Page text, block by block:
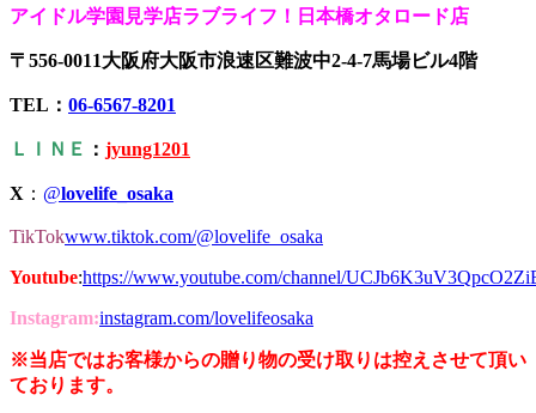
アイドル学園見学店ラブライフ！日本橋オタロード店
〒556-0011大阪府大阪市浪速区難波中2-4-7馬場ビル4階
TEL： 06-6567-8201
ＬＩＮＥ ： jyung1201
X ： @lovelife_osaka
TikTokwww.tiktok.com/@lovelife_osaka
Youtube:https://www.youtube.com/channel/
Instagram:instagram.com/lovelifeosaka
※当店ではお客様からの贈り物の受け取りは控えさせて頂い
ております。